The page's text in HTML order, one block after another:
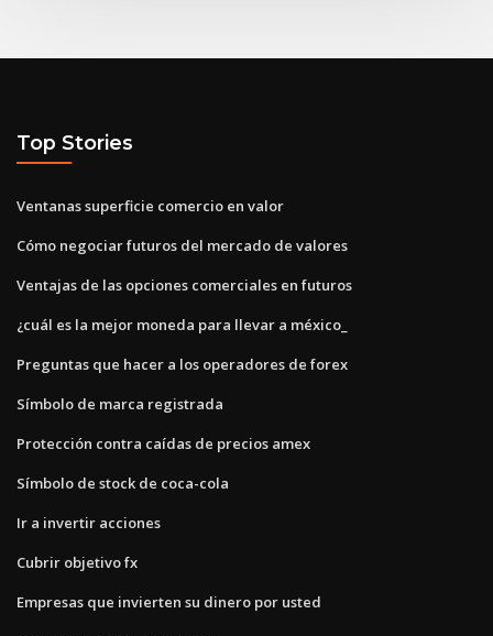
Top Stories
Ventanas superficie comercio en valor
Cómo negociar futuros del mercado de valores
Ventajas de las opciones comerciales en futuros
¿cuál es la mejor moneda para llevar a méxico_
Preguntas que hacer a los operadores de forex
Símbolo de marca registrada
Protección contra caídas de precios amex
Símbolo de stock de coca-cola
Ir a invertir acciones
Cubrir objetivo fx
Empresas que invierten su dinero por usted